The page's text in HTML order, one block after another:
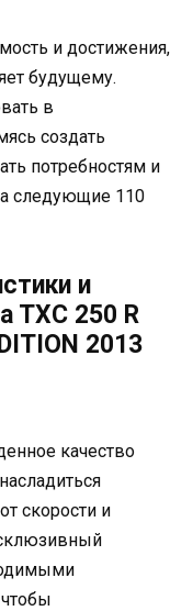
и достижения,
будущему.
в
создать
потребностям и
следующие 110
и
TXC 250 R
2013
качество
скорости и